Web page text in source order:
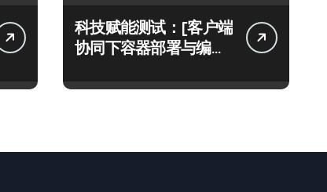
科技赋能测试：[客户端
协同下容器部署与编排